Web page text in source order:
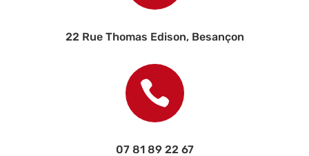
22 Rue Thomas Edison, Besançon

07 81 89 22 67